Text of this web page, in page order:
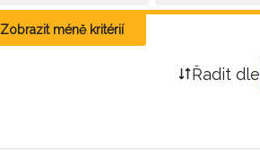
Zobrazit méně kritérií
Řadit dle